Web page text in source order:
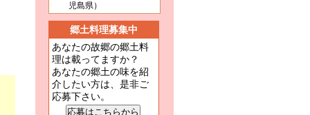
児島県）
郷土料理募集中
あなたの故郷の郷土料
理は載ってますか？
あなたの郷土の味を紹
介したい方は、是非ご
応募下さい。